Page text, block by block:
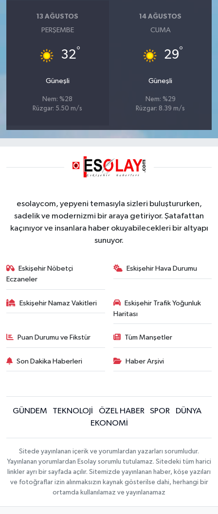
13 AĞUSTOS
PERŞEMBE
32°
Güneşli
Nem: %28
Rüzgar: 5.50 m/s
14 AĞUSTOS
CUMA
29°
Güneşli
Nem: %29
Rüzgar: 8.39 m/s
esolaycom, yepyeni temasıyla sizleri buluştururken,
sadelik ve modernizmi bir araya getiriyor. Şatafattan
kaçınıyor ve insanlara haber okuyabilecekleri bir altyapı
sunuyor.
Eskişehir Nöbetçi
Eczaneler
Eskişehir Hava Durumu
Eskişehir Namaz Vakitleri
Eskişehir Trafik Yoğunluk
Haritası
Puan Durumu ve Fikstür Tüm Manşetler
Son Dakika Haberleri Haber Arşivi
GÜNDEM TEKNOLOJİ ÖZEL HABER SPOR
DÜNYA
EKONOMİ
Sitede yayınlanan içerik ve yorumlardan yazarları sorumludur.
Yayınlanan yorumlardan Esolay sorumlu tutulamaz. Sitedeki tüm harici
linkler ayrı bir sayfada açılır. Sitemizde yayınlanan haber, köşe yazıları
ve fotoğraflar izin alınmaksızın kaynak gösterilse dahi, herhangi bir
ortamda kullanılamaz ve yayınlanamaz